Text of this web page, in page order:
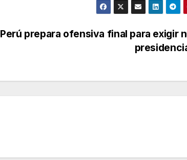
Perú prepara ofensiva final para exigir